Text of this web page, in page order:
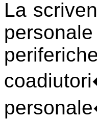
La
coadiutori
personale